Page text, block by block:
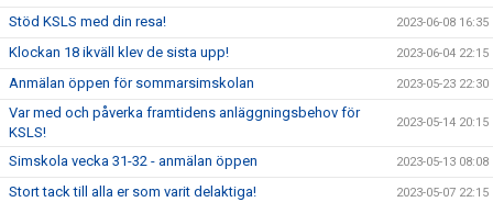
Stöd KSLS med din resa! 2023-06-08 16:35
Klockan 18 ikväll klev de sista upp! 2023-06-04 22:15
Anmälan öppen för sommarsimskolan 2023-05-23 22:30
Var med och påverka framtidens anläggningsbehov för
KSLS!
2023-05-14 20:15
Simskola vecka 31-32 - anmälan öppen 2023-05-13 08:08
Stort tack till alla er som varit delaktiga! 2023-05-07 22:15